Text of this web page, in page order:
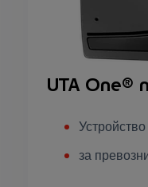
UTA One®
Устройство
за